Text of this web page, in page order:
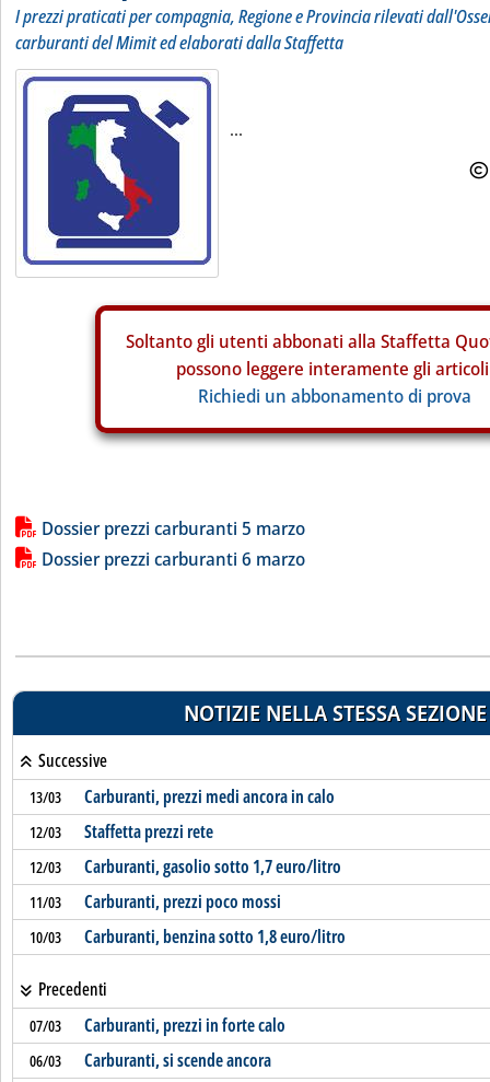
I prezzi praticati per compagnia, Regione e Provincia rilevati
carburanti del Mimit ed elaborati dalla Staffetta
...
Soltanto gli utenti abbonati alla Staffetta
possono leggere interamente gli
Richiedi un abbonamento di prova
Lista allegati PDF alla notizia
Dossier prezzi carburanti 5 marzo
Dossier prezzi carburanti 6 marzo
NOTIZIE NELLA STESSA SEZIONE
Successive
13/03 Carburanti, prezzi medi ancora in calo
12/03 Staffetta prezzi rete
12/03 Carburanti, gasolio sotto 1,7 euro/litro
11/03 Carburanti, prezzi poco mossi
10/03 Carburanti, benzina sotto 1,8 euro/litro
Precedenti
07/03 Carburanti, prezzi in forte calo
06/03 Carburanti, si scende ancora